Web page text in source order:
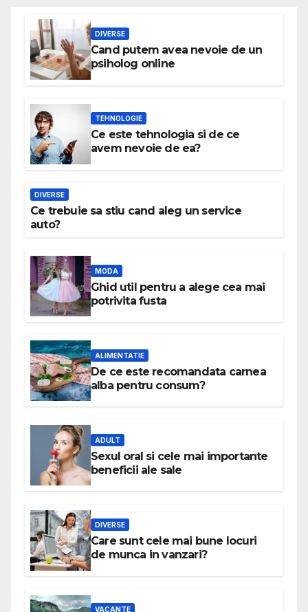
DIVERSE
Cand putem avea nevoie de un
psiholog online
TEHNOLOGIE
Ce este tehnologia si de ce
avem nevoie de ea?
DIVERSE
Ce trebuie sa stiu cand aleg un service
auto?
MODA
Ghid util pentru a alege cea mai
potrivita fusta
ALIMENTATIE
De ce este recomandata carnea
alba pentru consum?
ADULT
Sexul oral si cele mai importante
beneficii ale sale
DIVERSE
Care sunt cele mai bune locuri
de munca in vanzari?
VACANTE